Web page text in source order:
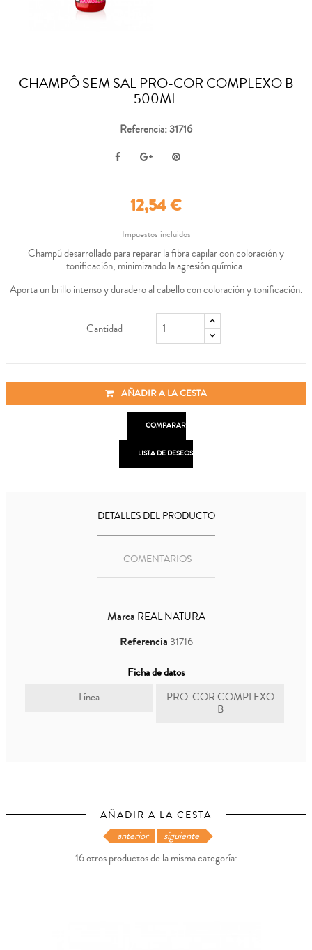
CHAMPÔ SEM SAL PRO-COR COMPLEXO B
500ML
Referencia: 31716
12,54 €
Impuestos incluidos
Champú desarrollado para reparar la fibra capilar con coloración y
tonificación, minimizando la agresión química.
Aporta un brillo intenso y duradero al cabello con coloración y tonificación.
Cantidad
AÑADIR A LA CESTA
COMPARAR
LISTA DE DESEOS
DETALLES DEL PRODUCTO
COMENTARIOS
Marca REAL NATURA
Referencia31716
Ficha de datos
Línea
PRO-COR COMPLEXO
B
AÑADIR A LA CESTA
16 otros productos de la misma categoría:
anterior siguiente